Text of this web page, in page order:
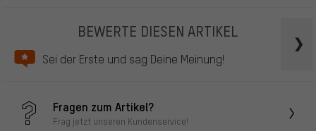
BEWERTE DIESEN ARTIKEL
Sei der Erste und sag Deine Meinung!
Fragen zum Artikel?
Frag jetzt unseren Kundenservice!